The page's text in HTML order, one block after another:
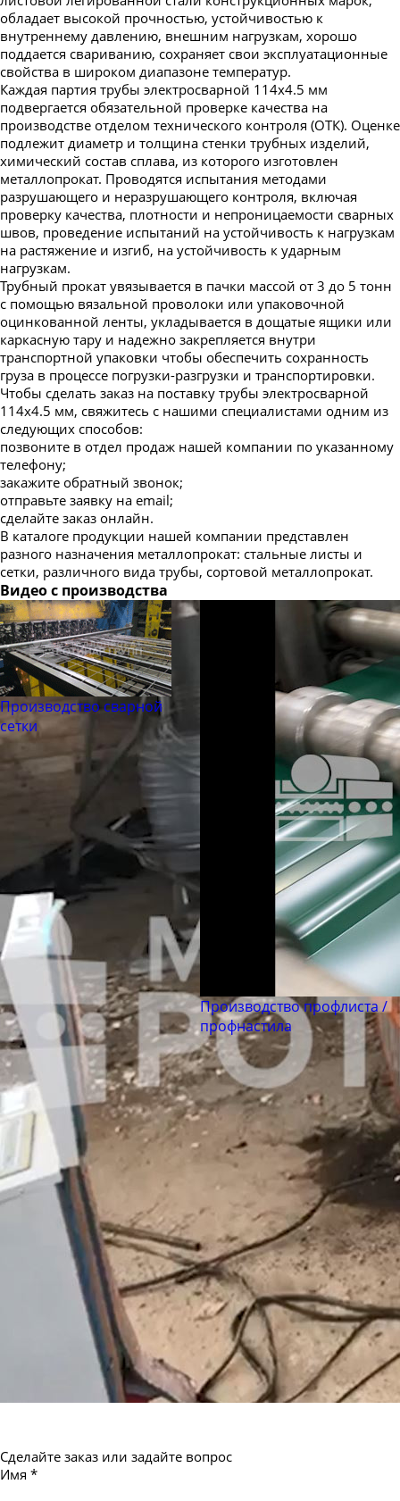
обладает высокой прочностью, устойчивостью к
внутреннему давлению, внешним нагрузкам, хорошо
поддается свариванию, сохраняет свои эксплуатационные
свойства в широком диапазоне температур.
Каждая партия трубы электросварной 114х4.5 мм
подвергается обязательной проверке качества на
производстве отделом технического контроля (ОТК). Оценке
подлежит диаметр и толщина стенки трубных изделий,
химический состав сплава, из которого изготовлен
металлопрокат. Проводятся испытания методами
разрушающего и неразрушающего контроля, включая
проверку качества, плотности и непроницаемости сварных
швов, проведение испытаний на устойчивость к нагрузкам
на растяжение и изгиб, на устойчивость к ударным
нагрузкам.
Трубный прокат увязывается в пачки массой от 3 до 5 тонн
с помощью вязальной проволоки или упаковочной
оцинкованной ленты, укладывается в дощатые ящики или
каркасную тару и надежно закрепляется внутри
транспортной упаковки чтобы обеспечить сохранность
груза в процессе погрузки-разгрузки и транспортировки.
Чтобы сделать заказ на поставку трубы электросварной
114х4.5 мм, свяжитесь с нашими специалистами одним из
следующих способов:
позвоните в отдел продаж нашей компании по указанному
телефону;
закажите обратный звонок;
отправьте заявку на email;
сделайте заказ онлайн.
В каталоге продукции нашей компании представлен
разного назначения металлопрокат: стальные листы и
сетки, различного вида трубы, сортовой металлопрокат.
Видео с производства
Производство сварной
сетки
Производство профлиста /
профнастила
Сделайте заказ или задайте вопрос
Имя *